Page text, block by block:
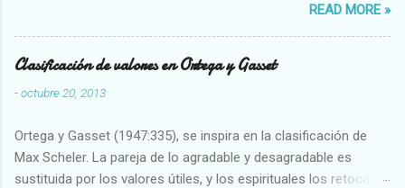
READ MORE »
Clasificación de valores en Ortega y Gasset
-octubre 20, 2013
Ortega y Gasset (1947:335), se inspira en la clasificación de
Max Scheler. La pareja de lo agradable y desagradable es
sustituida por los valores útiles, y los espirituales los retoca.